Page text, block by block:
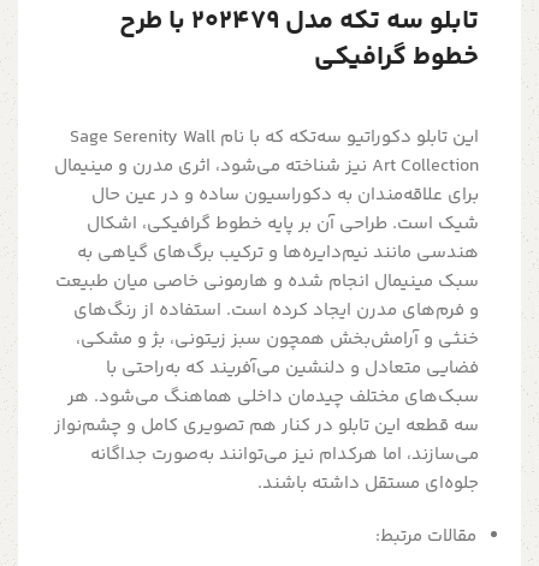
تابلو سه تکه مدل 202479 با طرح
خطوط گرافیکی
این تابلو دکوراتیو سه‌تکه که با نام Sage Serenity Wall
Art Collection نیز شناخته می‌شود، اثری مدرن و مینیمال
برای علاقه‌مندان به دکوراسیون ساده و در عین حال
شیک است. طراحی آن بر پایه خطوط گرافیکی، اشکال
هندسی مانند نیم‌دایره‌ها و ترکیب برگ‌های گیاهی به
سبک مینیمال انجام شده و هارمونی خاصی میان طبیعت
و فرم‌های مدرن ایجاد کرده است. استفاده از رنگ‌های
خنثی و آرامش‌بخش همچون سبز زیتونی، بژ و مشکی،
فضایی متعادل و دلنشین می‌آفریند که به‌راحتی با
سبک‌های مختلف چیدمان داخلی هماهنگ می‌شود. هر
سه قطعه این تابلو در کنار هم تصویری کامل و چشم‌نواز
می‌سازند، اما هرکدام نیز می‌توانند به‌صورت جداگانه
جلوه‌ای مستقل داشته باشند.
مقالات مرتبط: